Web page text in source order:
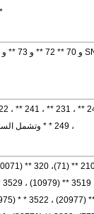
**
، 249 * * وتشمل السلاسل الخاصة 26 ** أي 2638 (3738) ، 2644 (3844) وهكذا